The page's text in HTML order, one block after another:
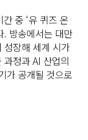
중 ‘유 퀴즈 온
. 방송에서는 대만
성장해 세계 시가
정과 AI 산업의
가 공개될 것으로